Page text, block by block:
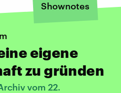
Shownotes
eigene
zu gründen
vom 22.